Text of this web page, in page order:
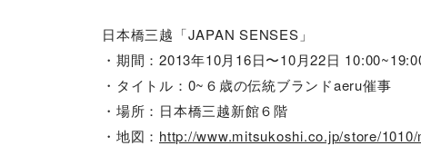
日本橋三越「JAPAN SENSES」
・期間：2013年10月16日〜10月22日
・タイトル：0~６歳の伝統ブランドaeru催事
・場所：日本橋三越新館６階
・地図： http://www.mitsukoshi.co.jp/store/